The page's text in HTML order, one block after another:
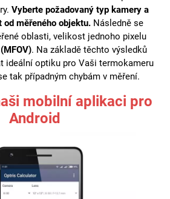
Vyberte požadovaný typ kamery a
měřeného objektu. Následně se
oblasti, velikost jednoho pixelu
(MFOV). Na základě těchto výsledků
ideální optiku pro Vaši termokameru
tak případným chybám v měření.
mobilní aplikaci pro
Android